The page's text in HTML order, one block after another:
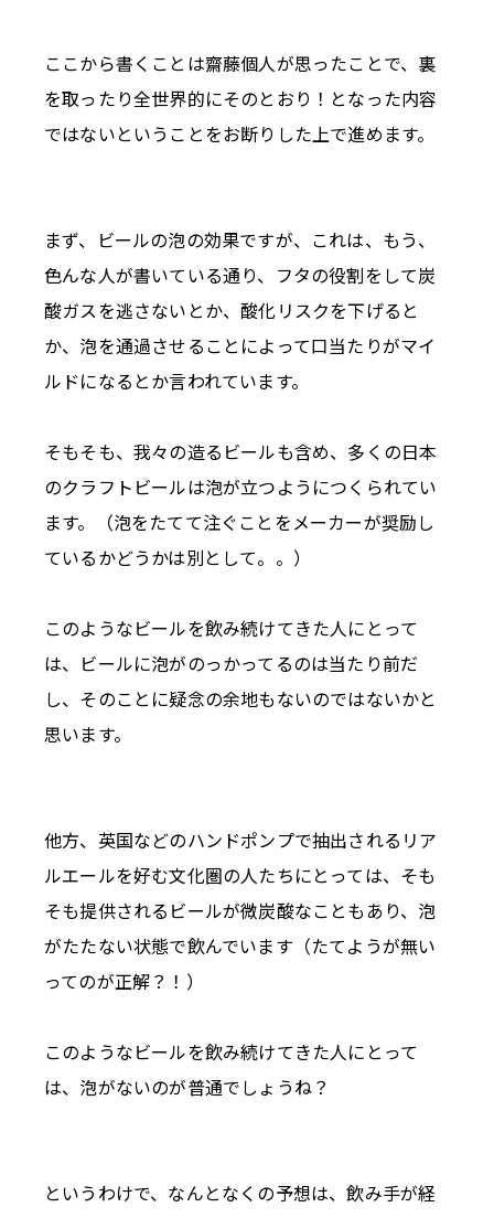
ここから書くことは齋藤個人が思ったことで、裏
を取ったり全世界的にそのとおり！となった内容
ではないということをお断りした上で進めます。
まず、ビールの泡の効果ですが、これは、もう、
色んな人が書いている通り、フタの役割をして炭
酸ガスを逃さないとか、酸化リスクを下げると
か、泡を通過させることによって口当たりがマイ
ルドになるとか言われています。
そもそも、我々の造るビールも含め、多くの日本
のクラフトビールは泡が立つようにつくられてい
ます。（泡をたてて注ぐことをメーカーが奨励し
ているかどうかは別として。。）
このようなビールを飲み続けてきた人にとって
は、ビールに泡がのっかってるのは当たり前だ
し、そのことに疑念の余地もないのではないかと
思います。
他方、英国などのハンドポンプで抽出されるリア
ルエールを好む文化圏の人たちにとっては、そも
そも提供されるビールが微炭酸なこともあり、泡
がたたない状態で飲んでいます（たてようが無い
ってのが正解？！）
このようなビールを飲み続けてきた人にとって
は、泡がないのが普通でしょうね？
というわけで、なんとなくの予想は、飲み手が経